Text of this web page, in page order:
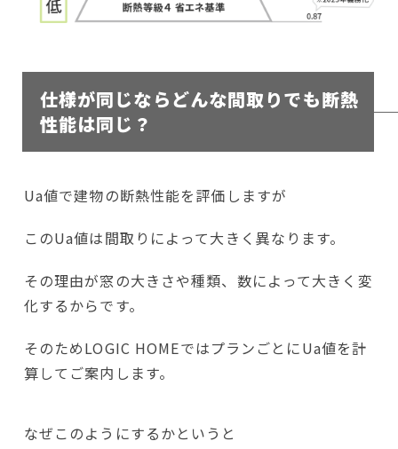
仕様が同じならどんな間取りでも断熱
性能は同じ？
Ua値で建物の断熱性能を評価しますが
このUa値は間取りによって大きく異なります。
その理由が窓の大きさや種類、数によって大きく変
化するからです。
そのためLOGIC HOMEではプランごとにUa値を計
算してご案内します。
なぜこのようにするかというと